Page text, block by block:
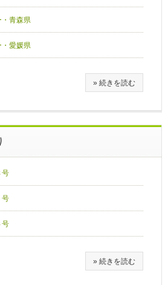
・青森県
・愛媛県
» 続きを読む
号
号
号
» 続きを読む